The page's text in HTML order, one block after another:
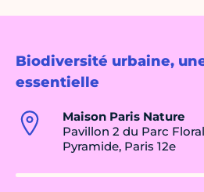
Biodiversité urbaine,
essentielle
Maison Paris Nature
Pavillon 2 du Parc
Pyramide, Paris 12e